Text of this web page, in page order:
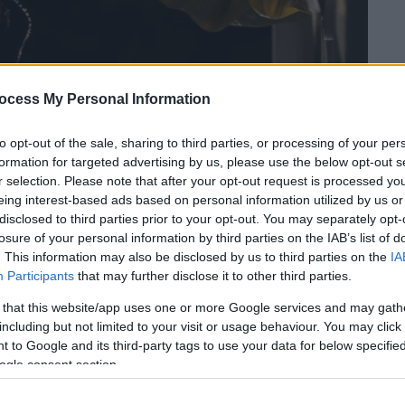
My Personal Information
opt-out of the sale, sharing to third parties, or processing of your
for targeted advertising by us, please use the below opt-out
selection. Please note that after your opt-out request is processed
interest-based ads based on personal information utilized by us
to third parties prior to your opt-out. You may separately
of your personal information by third parties on the IAB’s list of
This information may also be disclosed by us to third parties on the
Participants that may further disclose it to other third parties.
that this website/app uses one or more Google services and may
but not limited to your visit or usage behaviour. You may
to Google and its third-party tags to use your data for below
consent section.
το ΕΘΝΟΣ στη Google
1.570 δολάρια σε όποιον βρεθεί θετικός
θα εμφανιστεί ανεξάρτητα χωρίς να
πόλης θα επιβραβεύσει όσους
κορονοϊό όταν εμφανίσουν συμπτώματα,
ενημέρωσης.